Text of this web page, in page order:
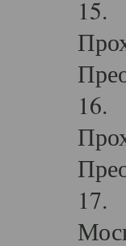
15.
16.
17.